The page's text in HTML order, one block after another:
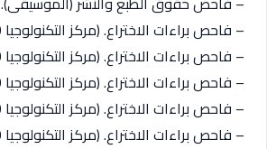
– فاحص براءات الاختراع. (مركز التكنولوجيا 500).
– فاحص براءات الاختراع. (مركز التكنولوجيا 400).
– فاحص براءات الاختراع. (مركز التكنولوجيا 300).
– فاحص براءات الاختراع. (مركز التكنولوجيا 200).
– فاحص براءات الاختراع. (مركز التكنولوجيا 100).